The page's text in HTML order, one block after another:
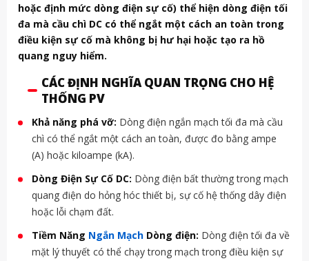
hoặc định mức dòng điện sự cố) thể hiện dòng điện tối
đa mà cầu chì DC có thể ngắt một cách an toàn trong
điều kiện sự cố mà không bị hư hại hoặc tạo ra hồ
quang nguy hiểm.
CÁC ĐỊNH NGHĨA QUAN TRỌNG CHO HỆ
THỐNG PV
Khả năng phá vỡ: Dòng điện ngắn mạch tối đa mà cầu
chì có thể ngắt một cách an toàn, được đo bằng ampe
(A) hoặc kiloampe (kA).
Dòng Điện Sự Cố DC: Dòng điện bất thường trong mạch
quang điện do hỏng hóc thiết bị, sự cố hệ thống dây điện
hoặc lỗi chạm đất.
Tiềm Năng Ngắn Mạch Dòng điện: Dòng điện tối đa về
mặt lý thuyết có thể chạy trong mạch trong điều kiện sự